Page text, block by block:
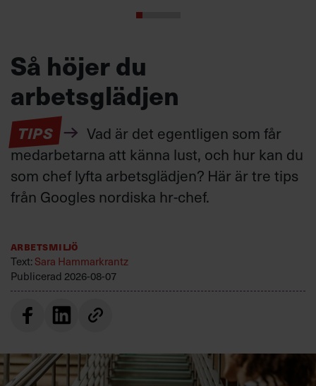
Så höjer du
arbetsglädjen
TIPS
Vad är det egentligen som får
medarbetarna att känna lust, och hur kan du
som chef lyfta arbetsglädjen? Här är tre tips
från Googles nordiska hr-chef.
Arbetsmiljö
Text:Sara Hammarkrantz
Publicerad 2026-08-07